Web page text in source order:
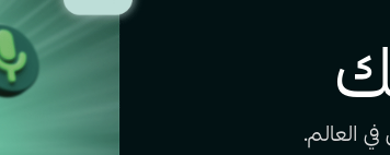
العالم.